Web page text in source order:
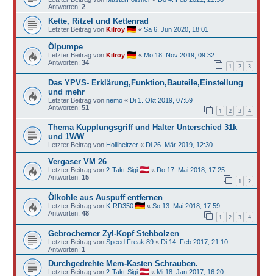
Antworten: 2
Kette, Ritzel und Kettenrad
Letzter Beitrag von Kilroy « Sa 6. Jun 2020, 18:01
Ölpumpe
Letzter Beitrag von Kilroy « Mo 18. Nov 2019, 09:32
Antworten: 34 1 2 3
Das YPVS- Erklärung,Funktion,Bauteile,Einstellung
und mehr
Letzter Beitrag von nemo« Di 1. Okt 2019, 07:59
Antworten: 51 1 2 3 4
Thema Kupplungsgriff und Halter Unterschied 31k
und 1WW
Letzter Beitrag von Holliheitzer« Di 26. Mär 2019, 12:30
Vergaser VM 26
Letzter Beitrag von 2-Takt-Sigi « Do 17. Mai 2018, 17:25
Antworten: 15 1 2
Ölkohle aus Auspuff entfernen
Letzter Beitrag von K-RD350 « So 13. Mai 2018, 17:59
Antworten: 48 1 2 3 4
Gebrocherner Zyl-Kopf Stehbolzen
Letzter Beitrag von Speed Freak 89« Di 14. Feb 2017, 21:10
Antworten: 1
Durchgedrehte Mem-Kasten Schrauben.
Letzter Beitrag von 2-Takt-Sigi « Mi 18. Jan 2017, 16:20